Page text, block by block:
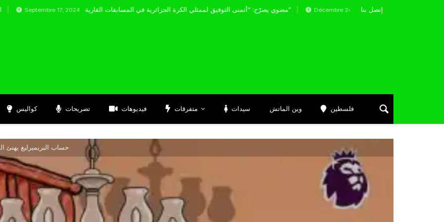
17, 2024 مضوي يصرّح: “أتمنى التوفيق لممثلي الكرة الجزائرية في المسابقات القارية” Décembre 24, 2025 إتصل بنا
كواليس تصريحات فيديوهات متفرقات سيدات وين الماتش فلسطين
حساب البريميرليغ يهنئ